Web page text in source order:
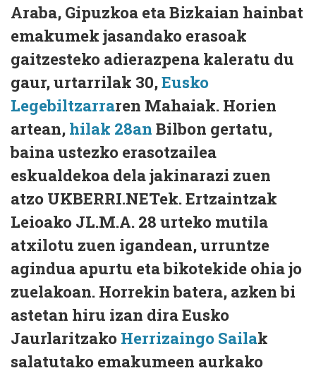
Araba, Gipuzkoa eta Bizkaian hainbat
emakumek jasandako erasoak
gaitzesteko adierazpena kaleratu du
gaur, urtarrilak 30,Eusko
Legebiltzarraren Mahaiak. Horien
artean, hilak 28an Bilbon gertatu,
baina ustezko erasotzailea
eskualdekoa dela jakinarazi zuen
atzo UKBERRI.NETek. Ertzaintzak
Leioako JL.M.A. 28 urteko mutila
atxilotu zuen igandean, urruntze
agindua apurtu eta bikotekide ohia jo
zuelakoan. Horrekin batera, azken bi
astetan hiru izan dira Eusko
Jaurlaritzako Herrizaingo Sailak
salatutako emakumeen aurkako